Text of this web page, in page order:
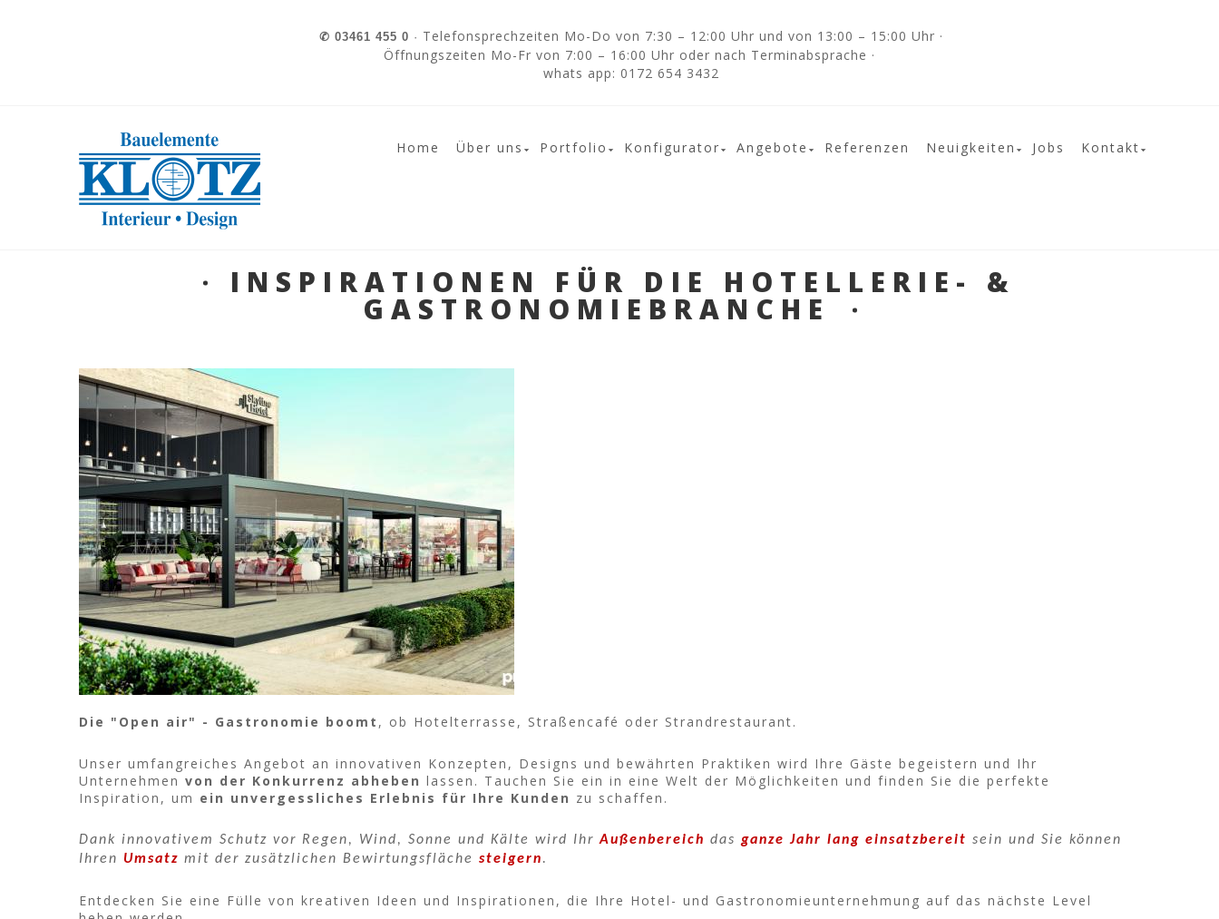
✆ 03461 455 0 · Telefonsprechzeiten Mo-Do von 7:30 – 12:00 Uhr und von 13:00 – 15:00 Uhr ·
Öffnungszeiten Mo-Fr von 7:00 – 16:00 Uhr oder nach Terminabsprache ·
whats app: 0172 654 3432
Home Über uns Portfolio Konfigurator Angebote Referenzen Neuigkeiten
»
Jobs Kontakt
»
INSPIRATIONEN FÜR DIE HOTELLERIE- &
GASTRONOMIEBRANCHE
Die "Open air" - Gastronomie boomt , ob Hotelterrasse, Straßencafé oder Strandrestaurant.
Unser umfangreiches Angebot an innovativen Konzepten, Designs und bewährten Praktiken wird Ihre Gäste begeistern und Ihr
Unternehmen von der Konkurrenz abheben lassen. Tauchen Sie ein in eine Welt der Möglichkeiten und finden Sie die perfekte
Inspiration, um ein unvergessliches Erlebnis für Ihre Kunden zu schaffen.
Dank innovativem Schutz vor Regen, Wind, Sonne und Kälte wird IhrAußenbereich das ganze Jahr lang einsatzbereit sein und Sie können
Ihren Umsatz mit der zusätzlichen Bewirtungsfläche steigern.
Entdecken Sie eine Fülle von kreativen Ideen und Inspirationen, die Ihre Hotel- und Gastronomieunternehmung auf das nächste Level